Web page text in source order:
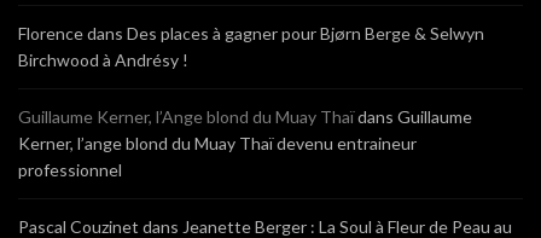
Florencedans Des places à gagner pour Bjørn Berge & Selwyn
Birchwood à Andrésy !
Guillaume Kerner, l’Ange blond du Muay Thaïdans Guillaume
Kerner, l’ange blond du Muay Thaï devenu entraineur
professionnel
Pascal Couzinet dans Jeanette Berger : La Soul à Fleur de Peau au